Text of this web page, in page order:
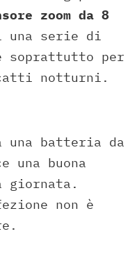
zoom da 8
una serie di
soprattutto per
notturni.
una batteria da
una buona
giornata.
non è